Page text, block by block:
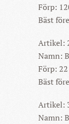
Förp:
Bäst
Artikel:
Namn:
Förp:
Bäst
Artikel:
Namn: